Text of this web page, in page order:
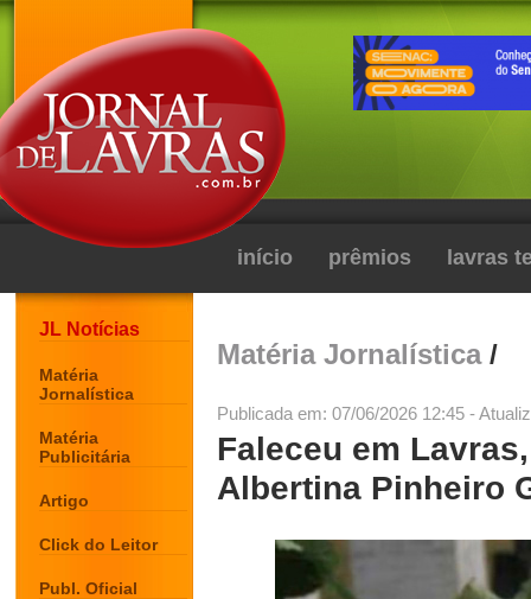
início prêmios lavras
JL Notícias
Matéria
Jornalística
Matéria
Publicitária
Artigo
Click do Leitor
Publ. Oficial
Matéria Jornalística/
Publicada em: 07/06/2026 12:45 -
Faleceu em
Albertina Pinheiro